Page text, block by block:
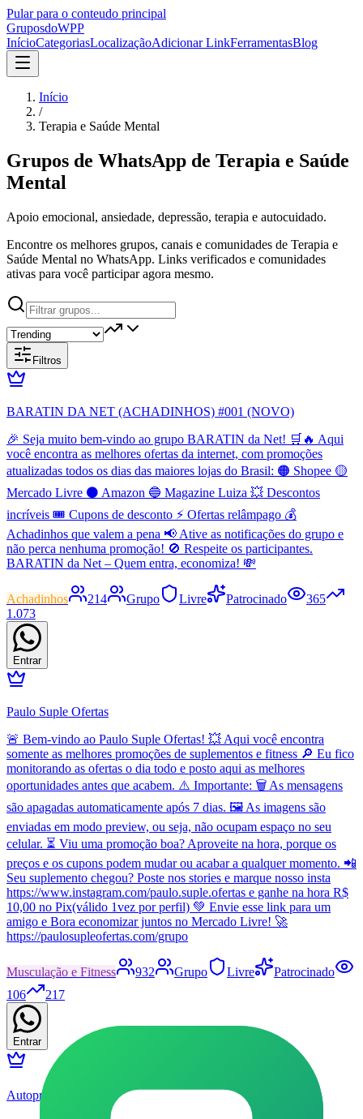
Pular para o conteudo principal
GruposdoWPP
InícioCategoriasLocalizaçãoAdicionar LinkFerramentasBlog
Início
/
Terapia e Saúde Mental
Grupos de WhatsApp de Terapia e Saúde
Mental
Apoio emocional, ansiedade, depressão, terapia e autocuidado.
Encontre os melhores grupos, canais e comunidades de Terapia e
Saúde Mental no WhatsApp. Links verificados e comunidades
ativas para você participar agora mesmo.
Filtros
BARATIN DA NET (ACHADINHOS) #001 (NOVO)
🎉 Seja muito bem-vindo ao grupo BARATIN da Net! 🛒🔥 Aqui
você encontra as melhores ofertas da internet, com promoções
atualizadas todos os dias das maiores lojas do Brasil: 🟠 Shopee 🟡
Mercado Livre ⚫ Amazon 🔵 Magazine Luiza 💥 Descontos
incríveis 🎟️ Cupons de desconto ⚡ Ofertas relâmpago 💰
Achadinhos que valem a pena 📢 Ative as notificações do grupo e
não perca nenhuma promoção! 🚫 Respeite os participantes.
BARATIN da Net – Quem entra, economiza! 💸
Achadinhos 214 Grupo Livre Patrocinado
365
1.073
Entrar
Paulo Suple Ofertas
🚨 Bem-vindo ao Paulo Suple Ofertas! 💥 Aqui você encontra
somente as melhores promoções de suplementos e fitness 🔎 Eu fico
monitorando as ofertas o dia todo e posto aqui as melhores
oportunidades antes que acabem. ⚠️ Importante: 🗑️ As mensagens
são apagadas automaticamente após 7 dias. 🖼️ As imagens são
enviadas em modo preview, ou seja, não ocupam espaço no seu
celular. ⏳ Viu uma promoção boa? Aproveite na hora, porque os
preços e os cupons podem mudar ou acabar a qualquer momento. 📲
Seu suplemento chegou? Poste nos stories e marque nosso insta
https://www.instagram.com/paulo.suple.ofertas e ganhe na hora R$
10,00 no Pix(válido 1vez por perfil) 💚 Envie esse link para um
amigo e Bora economizar juntos no Mercado Livre! 🚀
https://paulosupleofertas.com/grupo
Musculação e Fitness 932 Grupo Livre
Patrocinado
106
217
Entrar
Autopromos Games 🎮